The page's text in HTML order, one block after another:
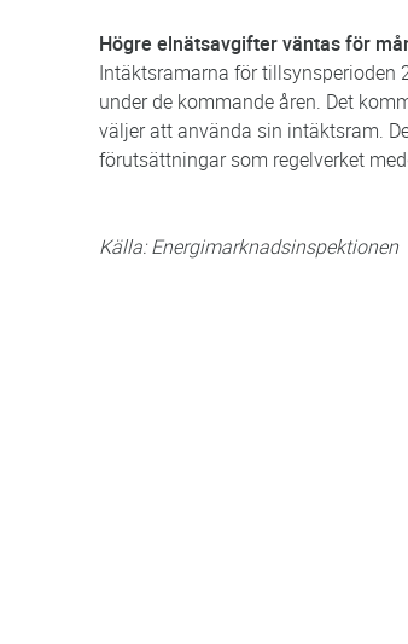
Högre elnätsavgifter väntas för
Intäktsramarna för tillsynsperioden
under de kommande åren. Det
väljer att använda sin intäktsram.
förutsättningar som regelverket
Källa: Energimarknadsinspektionen